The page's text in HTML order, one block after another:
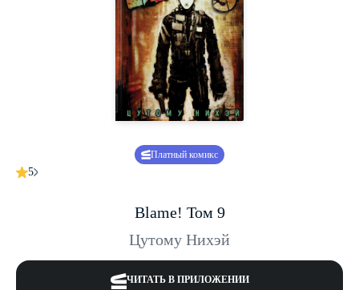
Платный комикс
5
Blame! Том 9
Цутому Нихэй
ЧИТАТЬ В ПРИЛОЖЕНИИ